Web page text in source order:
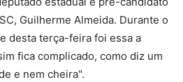
Guilherme Almeida. Durante o
desta terça-feira foi essa a
fica complicado, como diz um
e nem cheira".